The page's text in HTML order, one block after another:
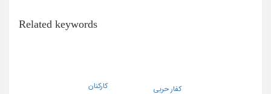
Related keywords
کارکنان کفار حربی